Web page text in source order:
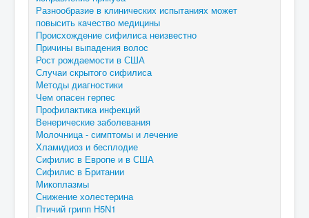
Разнообразие в клинических испытаниях может
повысить качество медицины
Происхождение сифилиса неизвестно
Причины выпадения волос
Рост рождаемости в США
Случаи скрытого сифилиса
Методы диагностики
Чем опасен герпес
Профилактика инфекций
Венерические заболевания
Молочница - симптомы и лечение
Хламидиоз и бесплодие
Сифилис в Европе и в США
Сифилис в Британии
Микоплазмы
Снижение холестерина
Птичий грипп H5N1